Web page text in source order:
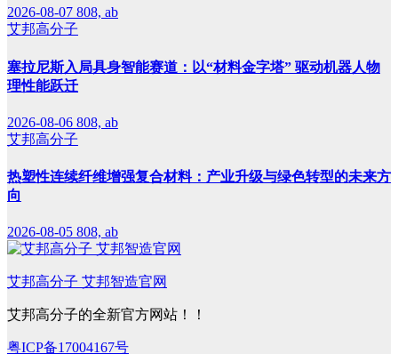
2026-08-07 808, ab
艾邦高分子
塞拉尼斯入局具身智能赛道：以“材料金字塔” 驱动机器人物
理性能跃迁
2026-08-06 808, ab
艾邦高分子
热塑性连续纤维增强复合材料：产业升级与绿色转型的未来方
向
2026-08-05 808, ab
艾邦高分子 艾邦智造官网
艾邦高分子的全新官方网站！！
粤ICP备17004167号